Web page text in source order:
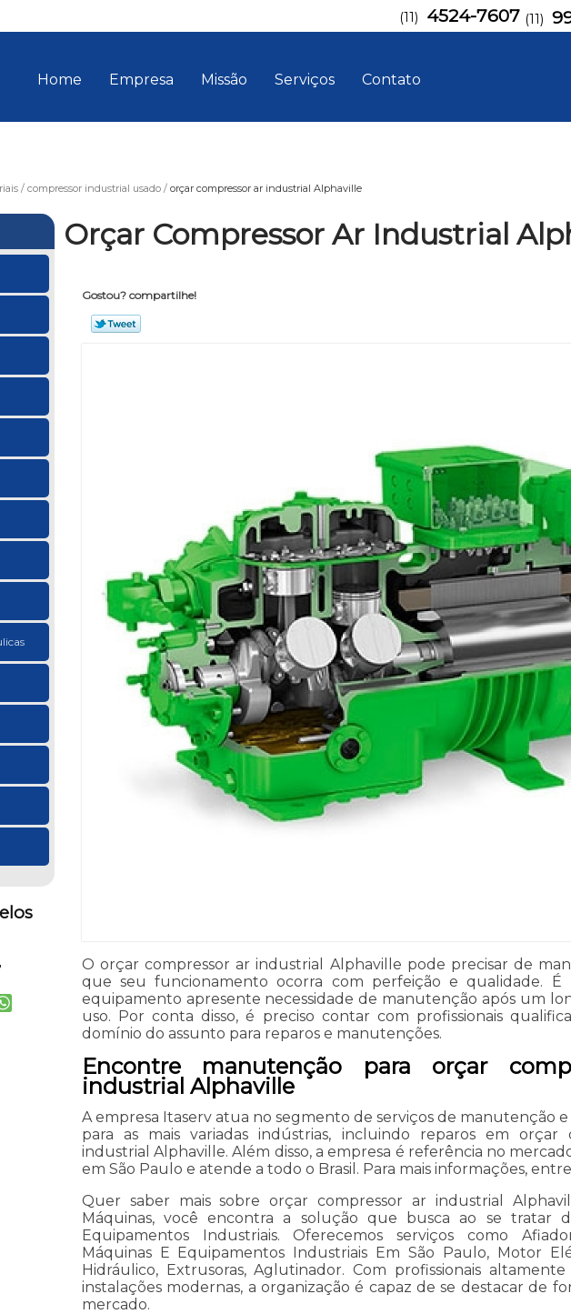
Home Empresa Missão Serviços Contato
(11) 4524-7607 (11)
compressor industrial usado orçar compressor ar industrial Alphaville
Orçar Compressor Ar Industrial
Gostou? compartilhe!
O orçar compressor ar industrial Alphaville pode precisar de
que seu funcionamento ocorra com perfeição e qualidade.
equipamento apresente necessidade de manutenção após um
uso. Por conta disso, é preciso contar com profissionais
domínio do assunto para reparos e manutenções.
Encontre manutenção para orçar
industrial Alphaville
A empresa Itaserv atua no segmento de serviços de manutenção
para as mais variadas indústrias, incluindo reparos em orçar
industrial Alphaville. Além disso, a empresa é referência no
em São Paulo e atende a todo o Brasil. Para mais informações,
Quer saber mais sobre orçar compressor ar industrial
Máquinas, você encontra a solução que busca ao se tratar
Equipamentos Industriais. Oferecemos serviços como
Máquinas E Equipamentos Industriais Em São Paulo, Motor
Hidráulico, Extrusoras, Aglutinador. Com profissionais altamente
instalações modernas, a organização é capaz de se destacar de
mercado.